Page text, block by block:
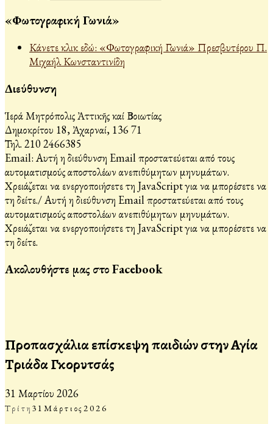
«Φωτογραφική Γωνιά»
Κάνετε κλικ εδώ: «Φωτογραφική Γωνιά» Πρεσβυτέρου Π.
Μιχαήλ Κωνσταντινίδη
Διεύθυνση
Ἱερά Μητρόπολις Ἀττικῆς καί Βοιωτίας
Δημοκρίτου 18, Ἀχαρναί, 136 71
Τηλ. 210 2466385
Email: Αυτή η διεύθυνση Email προστατεύεται από τους
αυτοματισμούς αποστολέων ανεπιθύμητων μηνυμάτων.
Χρειάζεται να ενεργοποιήσετε τη JavaScript για να μπορέσετε να
τη δείτε./Αυτή η διεύθυνση Email προστατεύεται από τους
αυτοματισμούς αποστολέων ανεπιθύμητων μηνυμάτων.
Χρειάζεται να ενεργοποιήσετε τη JavaScript για να μπορέσετε να
τη δείτε.
Ακολουθήστε μας στο Facebook
Προπασχάλια επίσκεψη παιδιών στην Αγία
Τριάδα Γκορυτσάς
31 Μαρτίου 2026
Τρίτη 31Μάρτιος2026